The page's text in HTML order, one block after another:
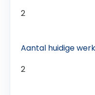
2
Aantal huidige
2